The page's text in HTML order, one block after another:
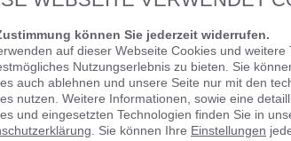
VIGOUR derby Bürstengarnitur,
können Sie jederzeit widerrufen.
auf dieser Webseite Cookies und weitere
Nutzungserlebnis zu bieten. Sie
auch ablehnen und unsere Seite nur mit den
nutzen. Weitere Informationen, sowie eine
und eingesetzten Technologien finden Sie in
. Sie können Ihre Einstellungen